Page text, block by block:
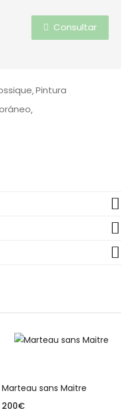
Consultar
Pintura
Marteau sans Maitre
200€